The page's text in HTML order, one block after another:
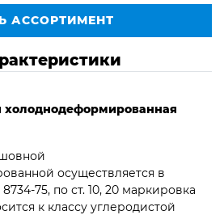
АССОРТИМЕНТ
холоднодеформированная
осуществляется в
75, по ст. 10, 20 маркировка
к классу углеродистой